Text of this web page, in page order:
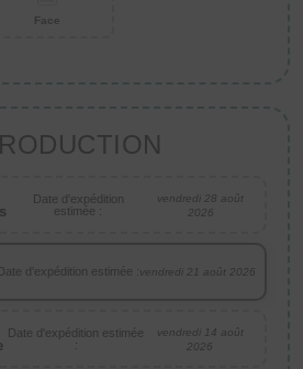
Face
Date d'expédition
estimée :
vendredi 28 août
2026
Date d'expédition estimée :vendredi 21 août 2026
Date d'expédition estimée
:
vendredi 14 août
2026